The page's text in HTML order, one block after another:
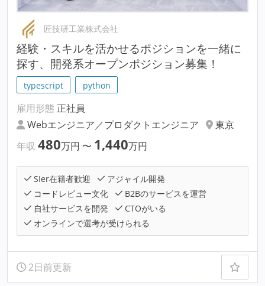
匠技研工業株式会社
経験・スキルを活かせるポジションを一緒に
探す、開発系オープンポジション募集！
typescript python
雇用形態 正社員
Webエンジニア／プロダクトエンジニア
東京
年収 480万円 〜 1,440万円
SIer在籍者歓迎
アジャイル開発
コードレビュー文化
B2Bのサービスを運営
自社サービスを開発
CTOがいる
オンラインで選考が受けられる
2日前更新